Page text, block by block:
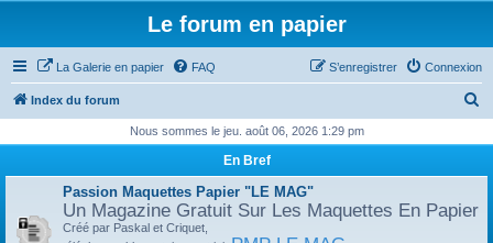
Le forum en papier
La Galerie en papier FAQ Connexion
S’enregistrer
Index du forum
h
Nous sommes le jeu. août 06, 2026 1:29 pm
En Bref
Passion Maquettes Papier "LE MAG"
Un Magazine Gratuit Sur Les Maquettes En Papier
Créé par Paskal et Criquet,